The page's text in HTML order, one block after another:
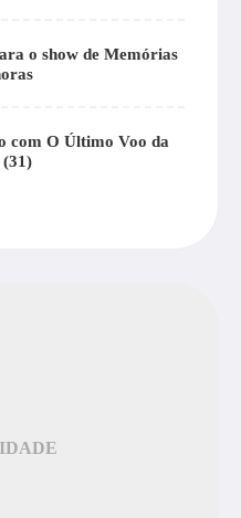
o show de Memórias
com O Último Voo da
(31)